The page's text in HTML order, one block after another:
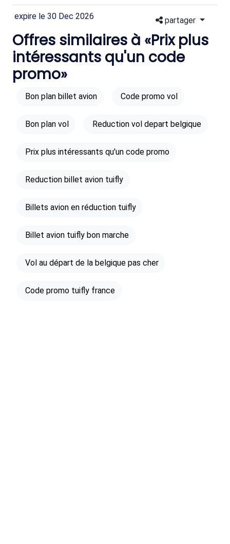
expire le 30 Dec 2026 partager
Offres similaires à «Prix plus
intéressants qu'un code
promo»
Bon plan billet avion Code promo vol
Bon plan vol Reduction vol depart belgique
Prix plus intéressants qu'un code promo
Reduction billet avion tuifly
Billets avion en réduction tuifly
Billet avion tuifly bon marche
Vol au départ de la belgique pas cher
Code promo tuifly france